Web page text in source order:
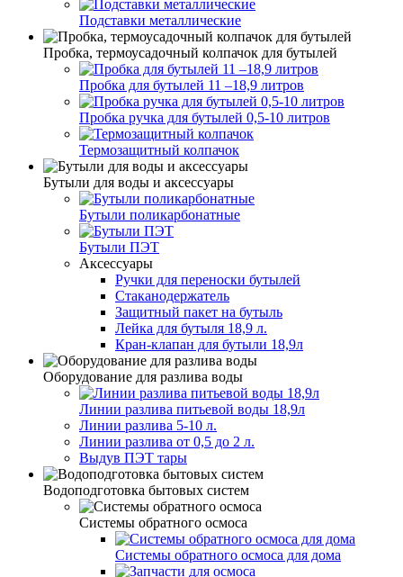
Подставки металлические
Пробка, термоусадочный колпачок для бутылей
Пробка для бутылей 11 –18,9 литров
Пробка ручка для бутылей 0,5-10 литров
Термозащитный колпачок
Бутыли для воды и аксессуары
Бутыли поликарбонатные
Бутыли ПЭТ
Аксессуары
Ручки для переноски бутылей
Стаканодержатель
Защитный пакет на бутыль
Лейка для бутыля 18,9 л.
Кран-клапан для бутыли 18,9л
Оборудование для разлива воды
Линии разлива питьевой воды 18,9л
Линии разлива 5-10 л.
Линии разлива от 0,5 до 2 л.
Выдув ПЭТ тары
Водоподготовка бытовых систем
Системы обратного осмоса
Системы обратного осмоса для дома